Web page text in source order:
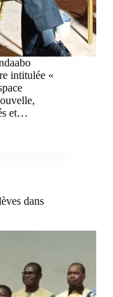
intitulée «
et…
dans